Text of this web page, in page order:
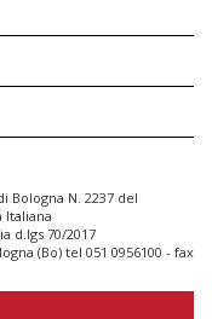
Bologna N. 2237 del
Italiana
d.lgs 70/2017
(Bo) tel 051 0956100 - fax